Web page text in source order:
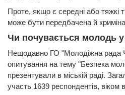
Проте, якщо є середні або тяжкі
може бути передбачена й
Чи почувається молодь
Нещодавно ГО "Молодіжна рада
опитування на тему "Безпека
презентували в міській раді.
участь 1639 респондентів, віком